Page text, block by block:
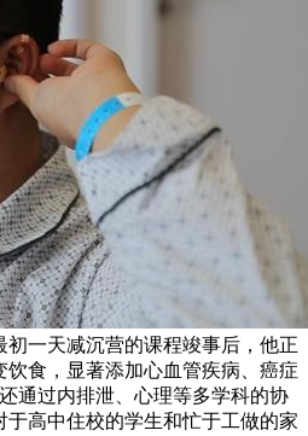
一天减沉营的课程竣事后，他正
食，显著添加心血管疾病、癌症
通过内排泄、心理等多学科的协
于高中住校的学生和忙于工做的家